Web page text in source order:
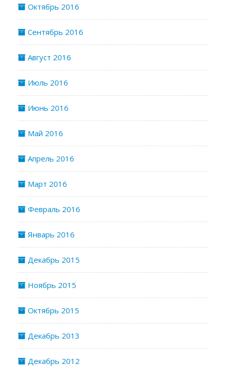
Октябрь 2016
Сентябрь 2016
Август 2016
Июль 2016
Июнь 2016
Май 2016
Апрель 2016
Март 2016
Февраль 2016
Январь 2016
Декабрь 2015
Ноябрь 2015
Октябрь 2015
Декабрь 2013
Декабрь 2012